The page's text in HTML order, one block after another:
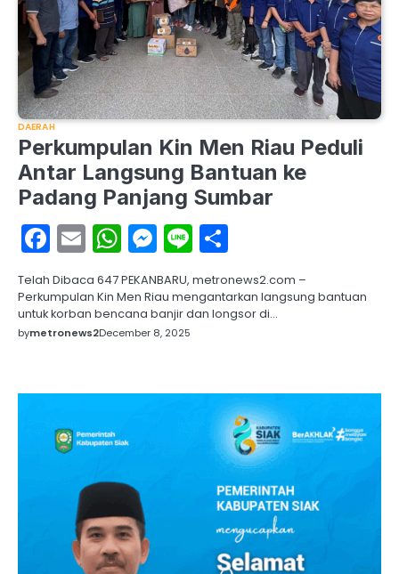
DAERAH
Perkumpulan Kin Men Riau Peduli
Antar Langsung Bantuan ke
Padang Panjang Sumbar
Facebook
EmailWhatsApp
Messenger
Line
Telah Dibaca 647 PEKANBARU, metronews2.com –
Perkumpulan Kin Men Riau mengantarkan langsung bantuan
untuk korban bencana banjir dan longsor di…
bymetronews2December 8, 2025